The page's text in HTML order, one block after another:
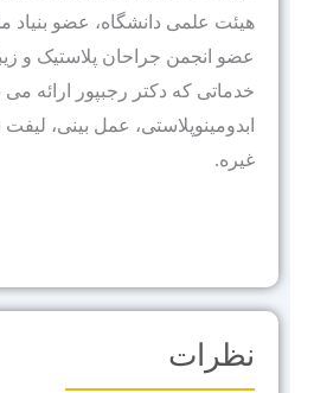
هيئت علمى دانشگاه، عضو بنیاد
عضو انجمن جراحان پلاستیک و
خدماتی که دکتر رجبپور ارائه می
ابدومینوپلاستی، عمل بینی،
غیره.
نظرات